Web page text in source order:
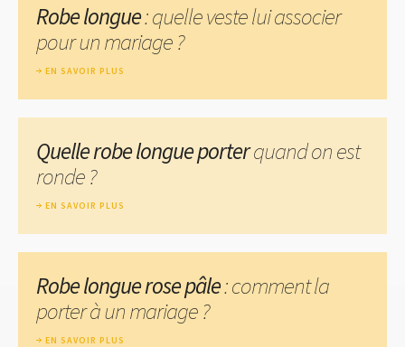
Robe longue: quelle veste lui associer
pour un mariage ?
EN SAVOIR PLUS
Quelle robe longue porterquand on est
ronde ?
EN SAVOIR PLUS
Robe longue rose pâle: comment la
porter à un mariage ?
EN SAVOIR PLUS